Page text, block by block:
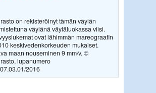
on rekisteröinyt tämän väylän
väylänä väyläluokassa viisi.
ovat lähimmän mareograafin
keskivedenkorkeuden mukaiset.
maan nouseminen 9 mm/v. ©
lupanumero
2016